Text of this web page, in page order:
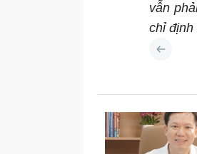
vẫn
chỉ định